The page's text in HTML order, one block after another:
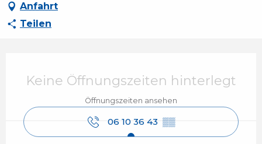
Anfahrt
Teilen
Keine Öffnungszeiten hinterlegt
Öffnungszeiten ansehen
06 10 36 43 ▒▒